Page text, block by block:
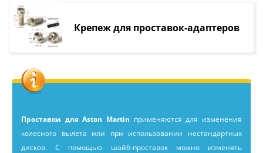
Крепеж для проставок-адаптеров
Проставки для Aston Martin применяютcя для изменения
колесного вылета или при использовании нестандартных
дисков. С помощью шайб-проставок можно изменять